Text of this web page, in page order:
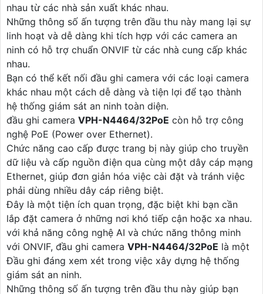
nhau từ các nhà sản xuất khác nhau.
Những thông số ấn tượng trên đầu thu này mang lại sự
linh hoạt và dễ dàng khi tích hợp với các camera an
ninh có hỗ trợ chuẩn ONVIF từ các nhà cung cấp khác
nhau.
Bạn có thể kết nối đầu ghi camera với các loại camera
khác nhau một cách dễ dàng và tiện lợi để tạo thành
hệ thống giám sát an ninh toàn diện.
đầu ghi camera VPH-N4464/32PoE còn hỗ trợ công
nghệ PoE (Power over Ethernet).
Chức năng cao cấp được trang bị này giúp cho truyền
dữ liệu và cấp nguồn điện qua cùng một dây cáp mạng
Ethernet, giúp đơn giản hóa việc cài đặt và tránh việc
phải dùng nhiều dây cáp riêng biệt.
Đây là một tiện ích quan trọng, đặc biệt khi bạn cần
lắp đặt camera ở những nơi khó tiếp cận hoặc xa nhau.
với khả năng công nghệ AI và chức năng thông minh
với ONVIF, đầu ghi camera VPH-N4464/32PoE là một
Đầu ghi đáng xem xét trong việc xây dựng hệ thống
giám sát an ninh.
Những thông số ấn tượng trên đầu thu này giúp bạn